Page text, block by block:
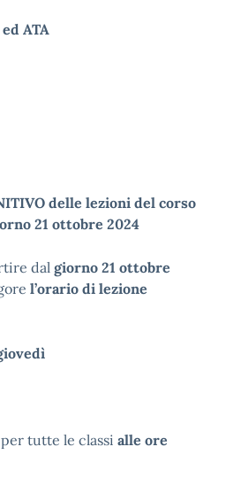
ATA
delle lezioni del corso
21 ottobre 2024
dal giorno 21 ottobre
l’orario di lezione
tutte le classi alle ore